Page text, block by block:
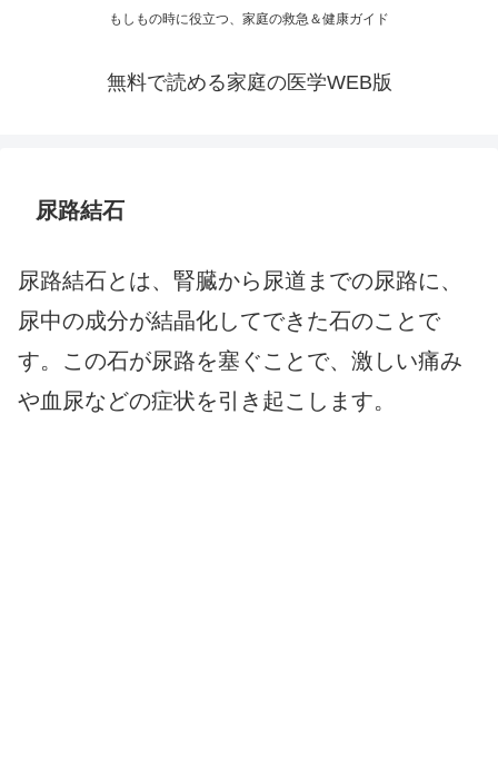
もしもの時に役立つ、家庭の救急＆健康ガイド
無料で読める家庭の医学WEB版
尿路結石
尿路結石とは、腎臓から尿道までの尿路に、
尿中の成分が結晶化してできた石のことで
す。この石が尿路を塞ぐことで、激しい痛み
や血尿などの症状を引き起こします。